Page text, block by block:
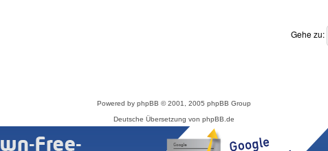
Gehe zu:
Powered by phpBB © 2001, 2005 phpBB Group
Deutsche Übersetzung von phpBB.de